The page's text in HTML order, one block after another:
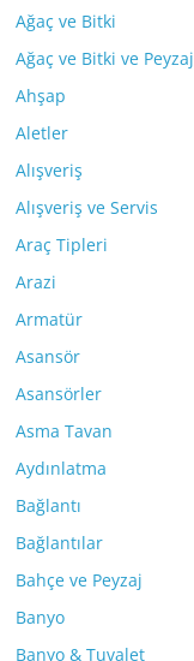
Ağaç ve Bitki
Ağaç ve Bitki ve Peyzaj
Ahşap
Aletler
Alışveriş
Alışveriş ve Servis
Araç Tipleri
Arazi
Armatür
Asansör
Asansörler
Asma Tavan
Aydınlatma
Bağlantı
Bağlantılar
Bahçe ve Peyzaj
Banyo
Banyo & Tuvalet